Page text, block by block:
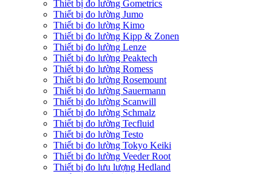
Thiết bị đo lường Gometrics
Thiết bị đo lường Jumo
Thiết bị đo lường Kimo
Thiết bị đo lường Kipp & Zonen
Thiết bị đo lường Lenze
Thiết bị đo lường Peaktech
Thiết bị đo lường Romess
Thiết bị đo lường Rosemount
Thiết bị đo lường Sauermann
Thiết bị đo lường Scanwill
Thiết bị đo lường Schmalz
Thiết bị đo lường Tecfluid
Thiết bị đo lường Testo
Thiết bị đo lường Tokyo Keiki
Thiết bị đo lường Veeder Root
Thiết bị đo lưu lượng Hedland